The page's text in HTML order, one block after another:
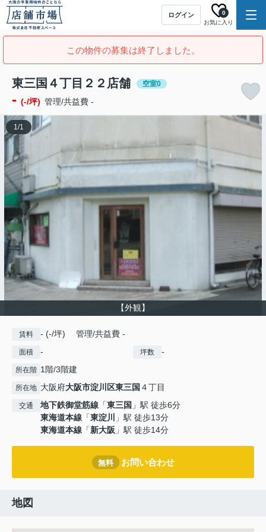
ログイン
お気に入り
0
この物件の募集は終了しました。
東三国４丁目２２店舗 空室0
- (-/坪) 管理/共益費 -
【外観】
1/1
賃料 - (-/坪) 管理/共益費 -
面積 - 坪数 -
所在階 1階/3階建
所在地 大阪府大阪市淀川区東三国 ４丁目
交通 地下鉄御堂筋線 「東三国 」駅 徒歩6分
東海道本線 「東淀川
」駅 徒歩13分
東海道本線 「新大阪 」駅 徒歩14分
無料 お問い合わせ
地図